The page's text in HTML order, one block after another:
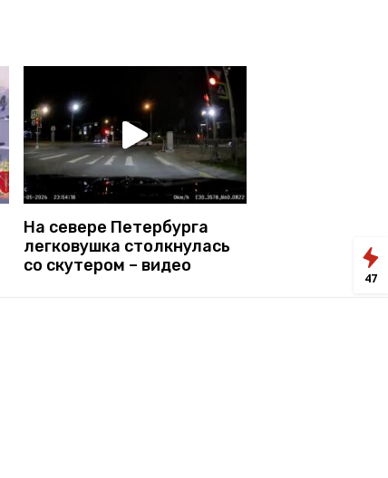
На севере Петербурга
легковушка столкнулась
со скутером – видео
47